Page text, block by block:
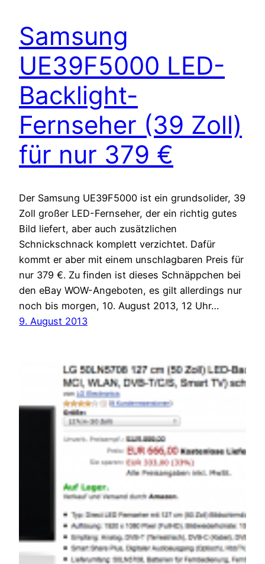
Samsung
UE39F5000 LED-
Backlight-
Fernseher (39 Zoll)
für nur 379 €
Der Samsung UE39F5000 ist ein grundsolider, 39
Zoll großer LED-Fernseher, der ein richtig gutes
Bild liefert, aber auch zusätzlichen
Schnickschnack komplett verzichtet. Dafür
kommt er aber mit einem unschlagbaren Preis für
nur 379 €. Zu finden ist dieses Schnäppchen bei
den eBay WOW-Angeboten, es gilt allerdings nur
noch bis morgen, 10. August 2013, 12 Uhr…
9. August 2013